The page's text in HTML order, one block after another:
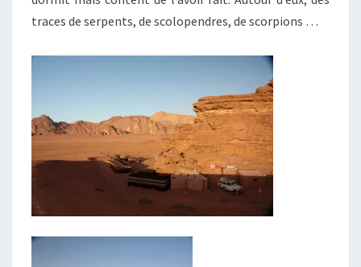
traces de serpents, de scolopendres, de scorpions …